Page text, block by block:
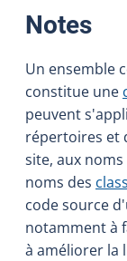
Notes:
Un ensemble
constitue une
peuvent
répertoires et
site, aux
noms des
code source
notamment à
à améliorer la